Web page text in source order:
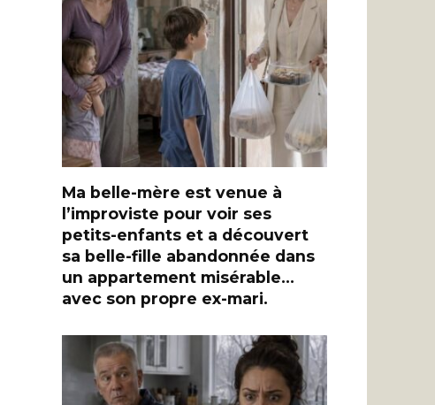
Ma belle-mère est venue à
l’improviste pour voir ses
petits-enfants et a découvert
sa belle-fille abandonnée dans
un appartement misérable…
avec son propre ex-mari.